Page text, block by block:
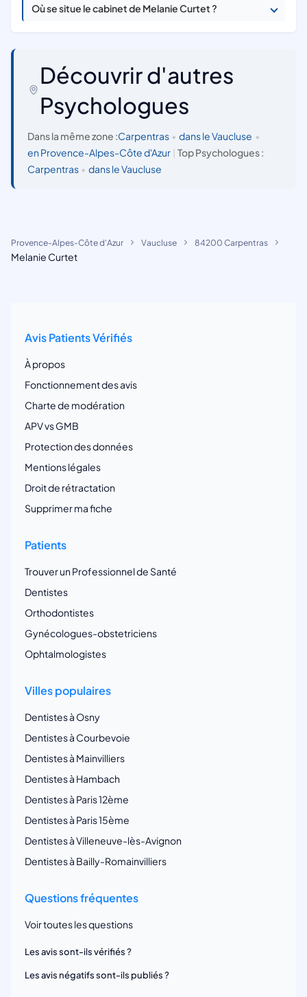
Où se situe le cabinet de Melanie Curtet ?
Découvrir d'autres
Psychologues
Dans la même zone :Carpentras • dans le Vaucluse •
en Provence-Alpes-Côte d'Azur
Top Psychologues :
Carpentras • dans le Vaucluse
Provence-Alpes-Côte d'Azur Vaucluse 84200 Carpentras
Melanie Curtet
Avis Patients Vérifiés
À propos
Fonctionnement des avis
Charte de modération
APV vs GMB
Protection des données
Mentions légales
Droit de rétractation
Supprimer ma fiche
Patients
Trouver un Professionnel de Santé
Dentistes
Orthodontistes
Gynécologues-obstetriciens
Ophtalmologistes
Villes populaires
Dentistes à Osny
Dentistes à Courbevoie
Dentistes à Mainvilliers
Dentistes à Hambach
Dentistes à Paris 12ème
Dentistes à Paris 15ème
Dentistes à Villeneuve-lès-Avignon
Dentistes à Bailly-Romainvilliers
Questions fréquentes
Voir toutes les questions
Les avis sont-ils vérifiés ?
Les avis négatifs sont-ils publiés ?